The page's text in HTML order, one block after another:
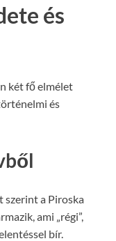
és
két fő elmélet
és
szerint a Piroska
ami „régi”,
bír.